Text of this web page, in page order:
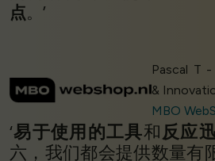
点。’
Pascal T
&
MBO
‘易于使用的工具和 反应
六，我们都会提供数量有